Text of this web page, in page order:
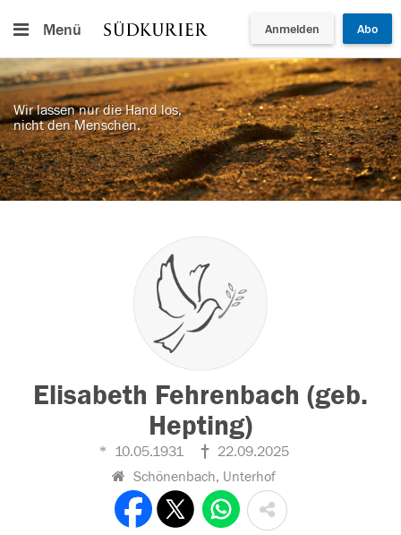
Menü Anmelden Abo
Wir lassen nur die Hand los,
nicht den Menschen.
Elisabeth Fehrenbach (geb.
Hepting)
10.05.1931
22.09.2025
Schönenbach, Unterhof